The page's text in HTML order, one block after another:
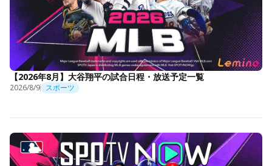
【2026年8月】大谷翔平の試合日程・放送予定一覧
2026/8/9 スポーツ